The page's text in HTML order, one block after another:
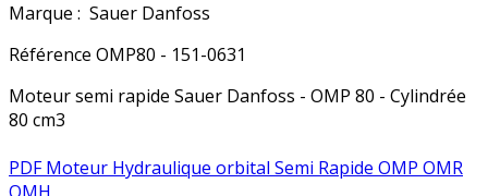
Marque : Sauer Danfoss
Référence OMP80 - 151-0631
Moteur semi rapide Sauer Danfoss - OMP 80 - Cylindrée
80 cm3
PDF Moteur Hydraulique orbital Semi Rapide OMP OMR